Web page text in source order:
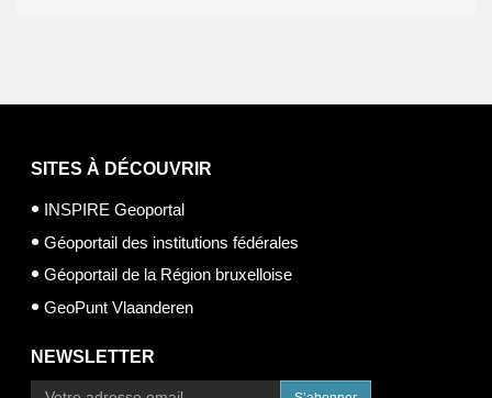
SITES À DÉCOUVRIR
INSPIRE Geoportal
Géoportail des institutions fédérales
Géoportail de la Région bruxelloise
GeoPunt Vlaanderen
NEWSLETTER